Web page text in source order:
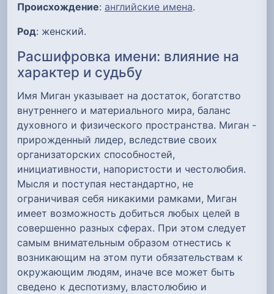
Происхождение: английские имена.
Род: женский.
Расшифровка имени: влияние на
характер и судьбу
Имя Миган указывает на достаток, богатство
внутреннего и материального мира, баланс
духовного и физического пространства. Миган -
прирожденный лидер, вследствие своих
организаторских способностей,
инициативности, напористости и честолюбия.
Мысля и поступая нестандартно, не
ограничивая себя никакими рамками, Миган
имеет возможность добиться любых целей в
совершенно разных сферах. При этом следует
самым внимательным образом отнестись к
возникающим на этом пути обязательствам к
окружающим людям, иначе все может быть
сведено к деспотизму, властолюбию и